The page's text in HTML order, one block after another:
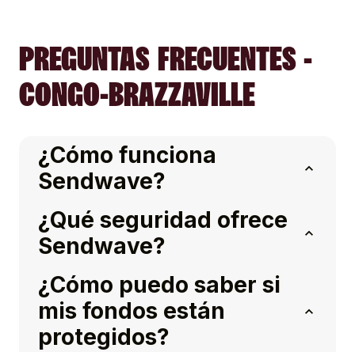
PREGUNTAS FRECUENTES -
CONGO-BRAZZAVILLE
¿Cómo funciona
Sendwave?
¿Qué seguridad ofrece
Sendwave?
¿Cómo puedo saber si
mis fondos están
protegidos?